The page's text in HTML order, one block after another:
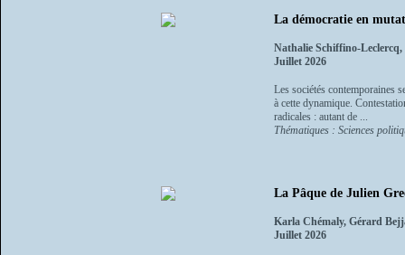
La démocratie en
Nathalie Schiffino-
Juillet 2026
Les sociétés contemporaines
à cette dynamique.
radicales : autant de ...
Thématiques : Sciences
La Pâque de Julien
Karla Chémaly, Gérard
Juillet 2026